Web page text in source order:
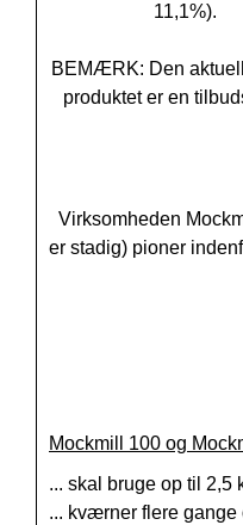
11,1%).
BEMÆRK: Den
produktet er en
Virksomheden
er stadig) pioner
Mockmill 100 og
... skal bruge op til 2,5
... kværner flere gange